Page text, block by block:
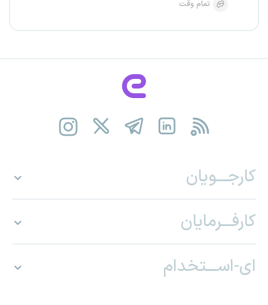
تمام وقت
کارجـــویان
کارفـــرمایان
ای-اســـتخدام